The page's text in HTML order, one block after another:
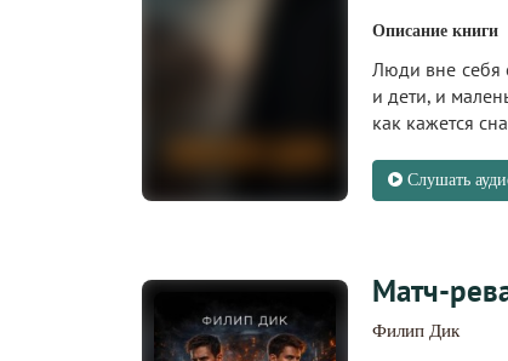
Описание книги
Люди вне себя
и дети, и
как кажется
Слушать
Матч-
Филип Дик